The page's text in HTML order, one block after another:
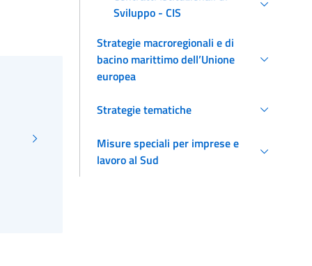
Sviluppo - CIS
Strategie macroregionali e di
bacino marittimo dell’Unione
europea
Strategie tematiche
Misure speciali per imprese e
lavoro al Sud